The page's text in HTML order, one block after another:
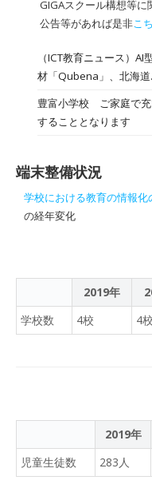
GIGAスクール構想等に
公告等があれば是非こ
（ICT教育ニュース）AI
材「Qubena」、北海道
210人が利用2022年8月
日
豊富小学校 ご家庭で
することとなります
端末整備状況
学校における教育の情報
の経年変化
2019年
学校数
4校 4校
2019年
児童生徒数
283人